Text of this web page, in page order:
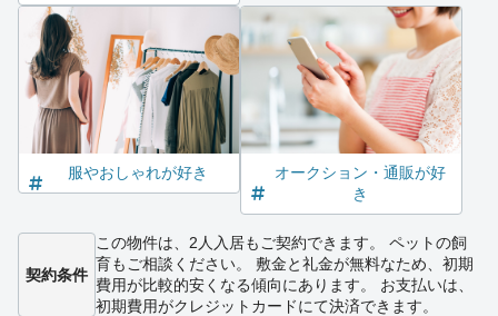
服やおしゃれが好き
オークション・通販が好
き
契約条件
この物件は、2人入居もご契約できます。 ペットの飼
育もご相談ください。 敷金と礼金が無料なため、初期
費用が比較的安くなる傾向にあります。 お支払いは、
初期費用がクレジットカードにて決済できます。